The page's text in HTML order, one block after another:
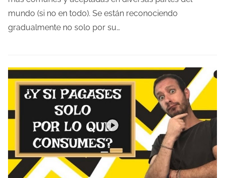
o
d
e
c
u
d
mundo (si no en todo). Se están reconociendo
gradualmente no solo por su…